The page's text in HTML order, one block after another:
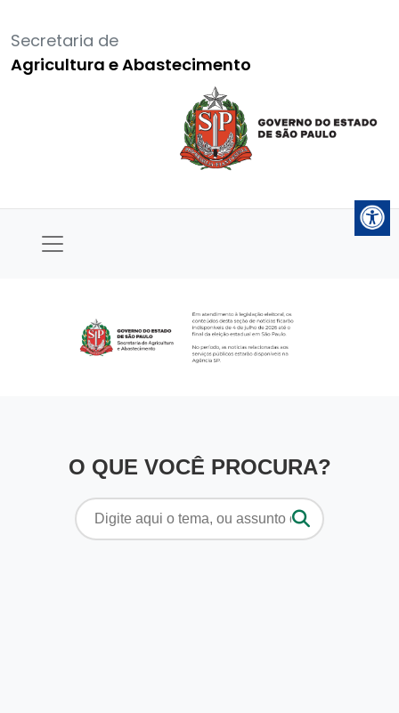
Secretaria de
Agricultura e Abastecimento
O QUE VOCÊ PROCURA?
Pesquisar
por: